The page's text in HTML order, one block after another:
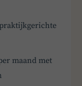
maand met